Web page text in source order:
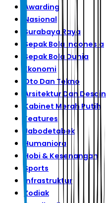
Awarding
Nasional
Surabaya Raya
Sepak Bola Indonesia
Sepak Bola Dunia
Ekonomi
Oto Dan Tekno
Arsitektur Dan Desain
Kabinet Merah Putih
Features
Jabodetabek
Humaniora
Hobi & Kesenangan
Sports
Infrastruktur
Zodiak